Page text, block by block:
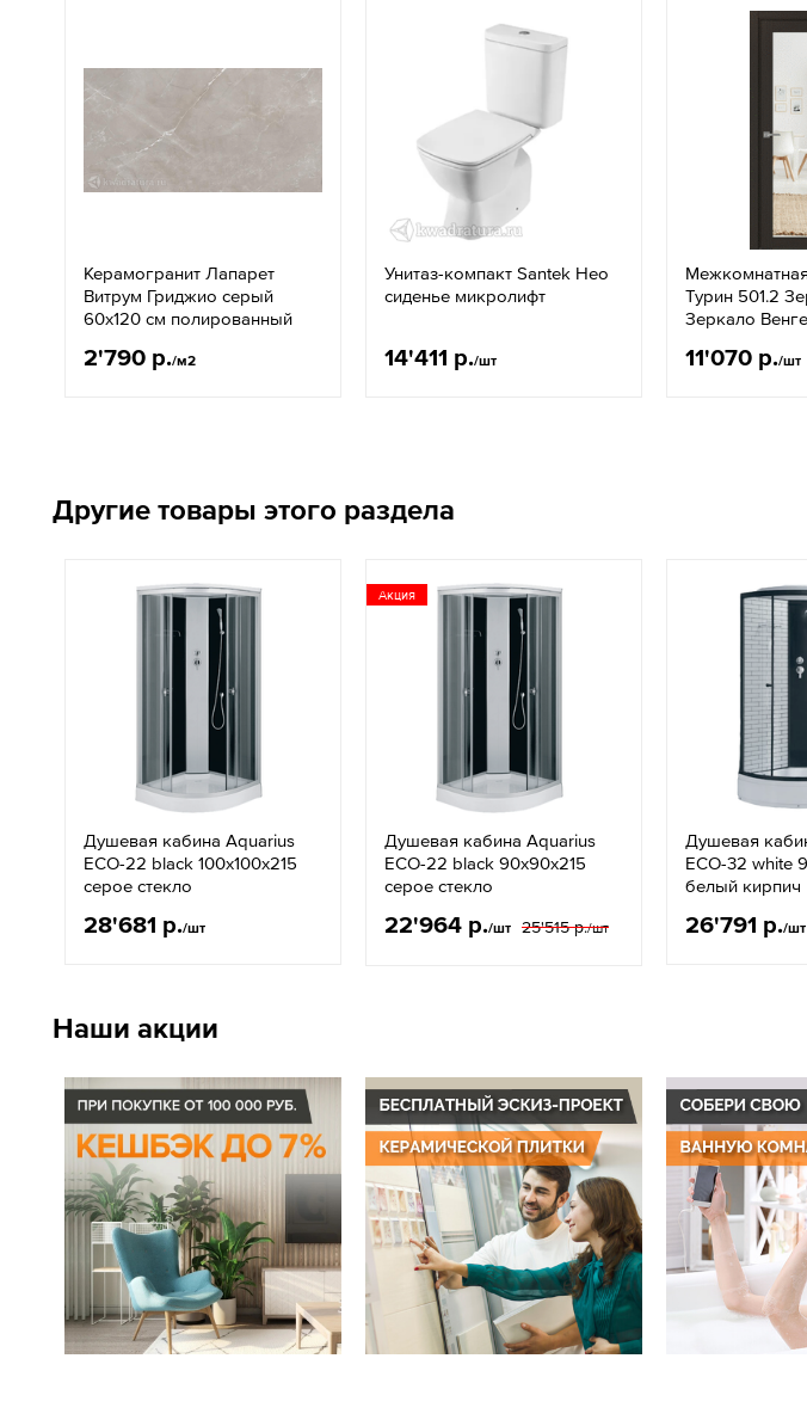
Керамогранит Лапарет
Витрум Гриджио серый
60x120 см полированный
2'790 р./м2
Унитаз-компакт Santek Нео
сиденье микролифт
14'411 р./шт
Турин 501.2
Зеркало Венге
11'070 р./шт
Другие товары этого раздела
Душевая кабина Aquarius
ЕСО-22 black 100x100x215
серое стекло
28'681 р./шт
Акция
Душевая кабина Aquarius
ЕСО-22 black 90x90x215
серое стекло
22'964 р./шт 25'515 р./шт
Душевая
ЕСО-32 white
белый кирпич
26'791 р./шт
Наши акции